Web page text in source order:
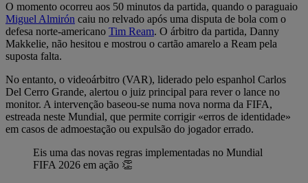
O momento ocorreu aos 50 minutos da partida, quando o paraguaio
Miguel Almirón caiu no relvado após uma disputa de bola com o
defesa norte-americano Tim Ream. O árbitro da partida, Danny
Makkelie, não hesitou e mostrou o cartão amarelo a Ream pela
suposta falta.
No entanto, o videoárbitro (VAR), liderado pelo espanhol Carlos
Del Cerro Grande, alertou o juiz principal para rever o lance no
monitor. A intervenção baseou-se numa nova norma da FIFA,
estreada neste Mundial, que permite corrigir «erros de identidade»
em casos de admoestação ou expulsão do jogador errado.
Eis uma das novas regras implementadas no Mundial
FIFA 2026 em ação 👏